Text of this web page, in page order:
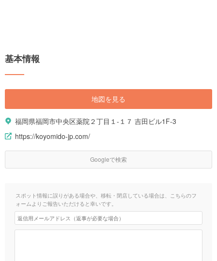
基本情報
地図を見る
福岡県福岡市中央区薬院２丁目１-１７ 吉田ビル1F-3
https://koyomido-jp.com/
Googleで検索
スポット情報に誤りがある場合や、移転・閉店している場合は、こちらのフ
ォームよりご報告いただけると幸いです。